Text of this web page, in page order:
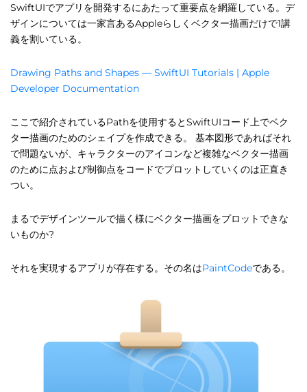
SwiftUIでアプリを開発するにあたって重要点を網羅している。デ
ザインについては一家言あるAppleらしくベクター描画だけで1講
義を割いている。
Drawing Paths and Shapes — SwiftUI Tutorials | Apple
Developer Documentation
ここで紹介されているPathを使用するとSwiftUIコード上でベク
ター描画のためのシェイプを作成できる。 基本図形であればそれ
で問題ないが、キャラクターのアイコンなど複雑なベクター描画
のために点および制御点をコードでプロットしていくのは正直き
つい。
まるでデザインツールで描く様にベクター描画をプロットできな
いものか?
それを実現するアプリが存在する。その名はPaintCodeである。